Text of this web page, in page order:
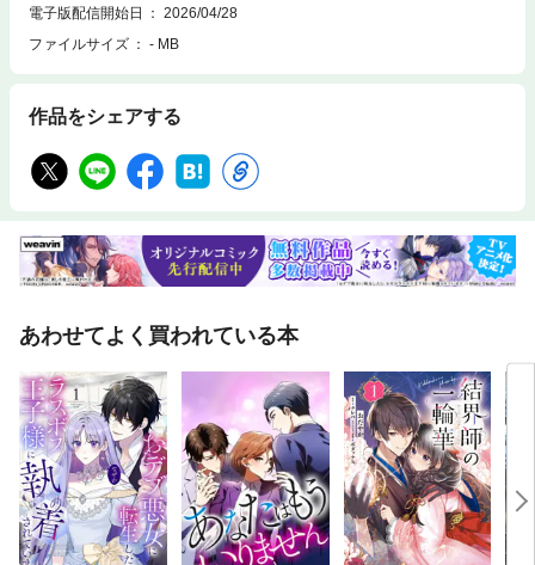
電子版配信開始日
2026/04/28
ファイルサイズ
- MB
作品をシェアする
あわせてよく買われている本